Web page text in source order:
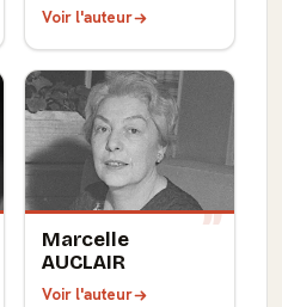
Voir l'auteur
Marcelle
AUCLAIR
Voir l'auteur